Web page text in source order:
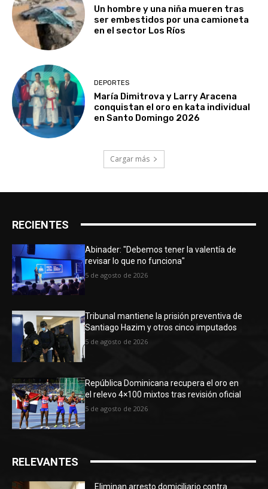
Un hombre y una niña mueren tras
ser embestidos por una camioneta
en el sector Los Ríos
DEPORTES
María Dimitrova y Larry Aracena
conquistan el oro en kata individual
en Santo Domingo 2026
Cargar más
RECIENTES
Abinader: "Debemos tener la valentía de
revisar lo que no funciona"
5 de agosto de 2026
Tribunal mantiene la prisión preventiva de
Santiago Hazim y otros cinco imputados
5 de agosto de 2026
República Dominicana recupera el oro en
el relevo 4×100 mixtos tras revisión oficial
5 de agosto de 2026
RELEVANTES
Eliminan arresto domiciliario contra